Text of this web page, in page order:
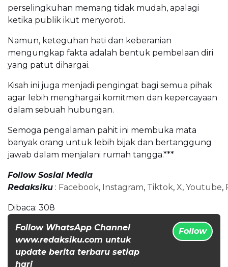
perselingkuhan memang tidak mudah, apalagi
ketika publik ikut menyoroti.
Namun, keteguhan hati dan keberanian
mengungkap fakta adalah bentuk pembelaan diri
yang patut dihargai.
Kisah ini juga menjadi pengingat bagi semua pihak
agar lebih menghargai komitmen dan kepercayaan
dalam sebuah hubungan.
Semoga pengalaman pahit ini membuka mata
banyak orang untuk lebih bijak dan bertanggung
jawab dalam menjalani rumah tangga.***
Follow Sosial Media
Redaksiku : Facebook, Instagram, Tiktok, X, Youtube,
Dibaca: 308
Follow WhatsApp Channel
www.redaksiku.com untuk
update berita terbaru setiap
hari
Follow